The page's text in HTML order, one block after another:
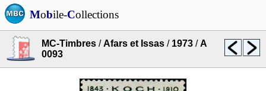
Mobile-Collections
MC-Timbres /Afars et Issas / 1973 /A
0093